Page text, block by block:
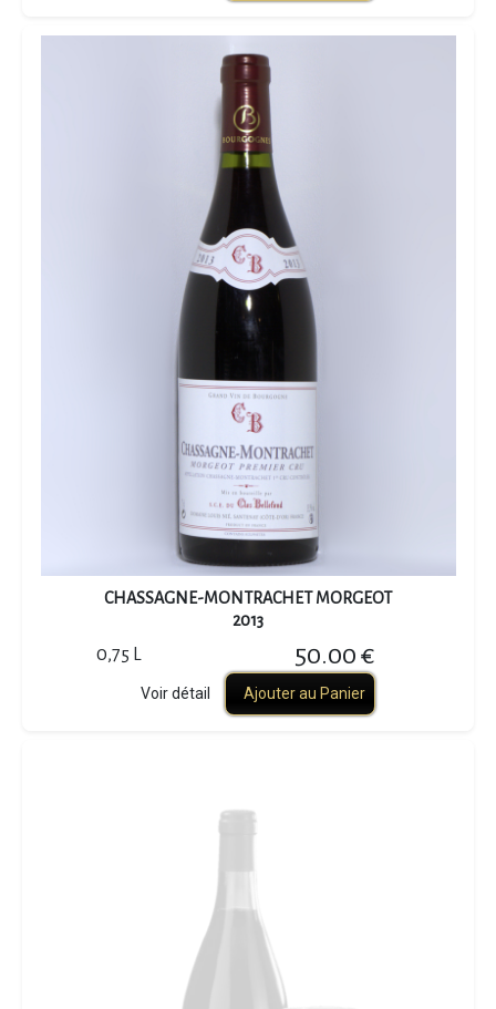
CHASSAGNE-MONTRACHET MORGEOT
2013
0,75 L 50.00 €
Voir détail Ajouter au Panier